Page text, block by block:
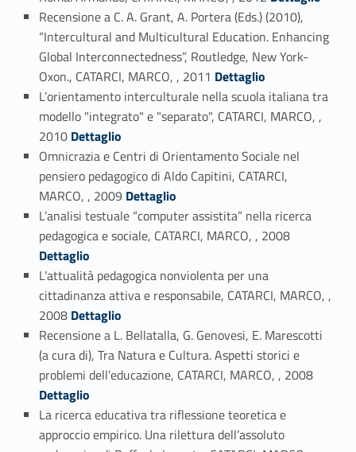
Recensione a C. A. Grant, A. Portera (Eds.) (2010),
“Intercultural and Multicultural Education. Enhancing
Global Interconnectedness”, Routledge, New York-
Oxon., CATARCI, MARCO, , 2011 Link identifier #identifier_person_189824-42
Dettaglio
L’orientamento interculturale nella scuola italiana tra
modello "integrato" e "separato", CATARCI, MARCO, ,
2010 Link identifier #identifier_person_15428-43
Dettaglio
Omnicrazia e Centri di Orientamento Sociale nel
pensiero pedagogico di Aldo Capitini, CATARCI,
MARCO, , 2009 Link identifier #identifier_person_15154-44
Dettaglio
L’analisi testuale “computer assistita” nella ricerca
pedagogica e sociale, CATARCI, MARCO, , 2008
Dettaglio
L’attualità pedagogica nonviolenta per una
cittadinanza attiva e responsabile, CATARCI, MARCO, ,
2008 Link identifier #identifier_person_33030-46
Dettaglio
Recensione a L. Bellatalla, G. Genovesi, E. Marescotti
(a cura di), Tra Natura e Cultura. Aspetti storici e
problemi dell’educazione, CATARCI, MARCO, , 2008
Dettaglio
La ricerca educativa tra riflessione teoretica e
approccio empirico. Una rilettura dell’assoluto